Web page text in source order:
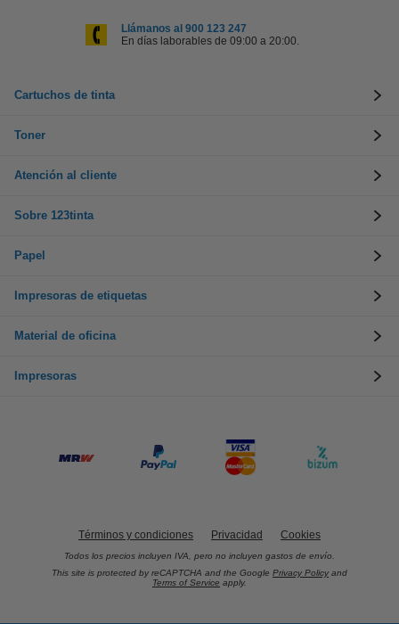
Llámanos al 900 123 247
En días laborables de 09:00 a 20:00.
Cartuchos de tinta
Toner
Atención al cliente
Sobre 123tinta
Papel
Impresoras de etiquetas
Material de oficina
Impresoras
Términos y condiciones Privacidad Cookies
Todos los precios incluyen IVA, pero no incluyen gastos de envío.
This site is protected by reCAPTCHA and the Google Privacy Policy and
Terms of Service apply.